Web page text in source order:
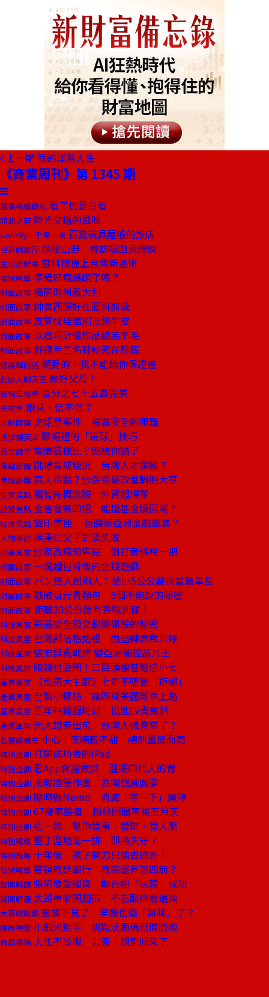
上一期 我的洋蔥人生
《商業周刊》第 1345 期
董事長嬉遊記 看了也是白看
開瓶之前 時光交錯的滋味
GARY的一千零一夜 百變玩具屋般的旅店
世界超旅行 探秘山野 尋訪吸血鬼傳說
生活新鮮事 當科技撞上台灣新藝術
特別報導 準備好瘋路跑了嗎？
封面故事 揭開時尚義大利
封面故事 帥氣西服好在面料剪裁
封面故事 皮質紋理鑑別頂級牛皮
封面故事 以盎司計價珍品級羔羊毛
封面故事 舒適手工名鞋秘密在鞋底
總編輯的話 親愛的，我不能給你保證書
創辦人聊天室 教好父母！
商場自慢塾 百分之七十五最完美
去梯言 眼見，信不信？
大師開講 史諾登事件 揭露安全的兩難
戒掉爛英文 職場裡的「玩球」技巧
童言識李 電價這樣比？總統你錯了
焦點新聞 跳槽竟成叛逃 台灣人才鎖國？
焦點新聞 高人指點？炒房勇哥改當輪胎大亨
投資焦點 羅智先概念股 外資超埋單
投資焦點 金管會祭四招 能擋基金贖回潮？
投資焦點 雙印重挫 恐釀新亞洲金融風暴？
人物專訪 徐重仁父子對談失敗
地產風雲 炒家改瘋預售屋 倒打奢侈稅一把
封面故事 一塊麵包背後的金錢遊戲
封面故事 パン達人創辦人：是小S公公要我當董事長
封面故事 戳破百元貴麵包 5個不能說的秘密
封面故事 距離20公分還有香味別碰！
科技風雲 彩晶從全額交割變飆股的秘密
科技風雲 台灣部落格始祖 由盛轉衰啟示錄
科技風雲 張忠謀舊戰將 變亞洲觸控晶片王
科技風雲 賠錢也要開！三巨頭搶當電信小七
產業風雲 《型男大主廚》七年不墜靠「拒絕」
產業風雲 台製小螺絲 讓四成美國新車上路
產業風雲 百年茶鋪趕時尚 挺進LV貴賓趴
產業風雲 光大證券出包 台灣人機會來了？
名醫談養生 小心！蔗糖較不甜 總熱量反而高
特別企劃 打開成功者的iPad
特別企劃 看App食譜做菜 溫暖四代人的胃
特別企劃 用觸控筆作畫 為開個展圓夢
特別企劃 隨時做Memo 消滅「等一下」魔障
特別企劃 67歲瘋臉書 粉絲回饋率勝五月天
特別企劃 這一款 幫你管事、管時、管人脈
特別報導 墾丁溼地第一排 即將失守？
特別報導 十年後 孩子開刀只能去國外！
特別報導 整頓教廷銀行 教宗還有第四箭？
說聞解趣 張榮發愛國貨 助台船「抗韓」成功
說聞解趣 太設章家開超市 不忘酸宿敵遠東
大事輕鬆讀 蜜蜂不見了 早餐也變「無聊」了？
國際視窗 小蝦米對手 挑戰沃爾瑪低價防線
商周書摘 人生不設限 力克．胡哲回來了